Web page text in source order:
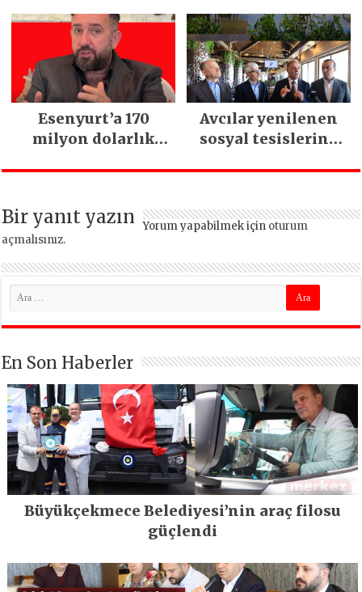
Esenyurt’a 170
milyon dolarlık
İstanbul’un tek
Avcılar yenilenen
sosyal tesislerine
Bir yanıt yazın Yorum yapabilmek için oturum
açmalısınız.
En Son Haberler
Büyükçekmece Belediyesi’nin araç filosu
güçlendi